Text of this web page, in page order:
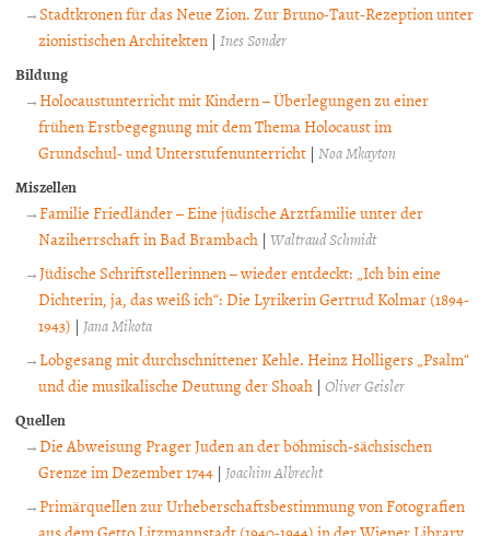
Stadtkronen für das Neue Zion. Zur Bruno-Taut-Rezeption unter
zionistischen Architekten |Ines Sonder
Bildung
Holocaustunterricht mit Kindern – Überlegungen zu einer
frühen Erstbegegnung mit dem Thema Holocaust im
Grundschul- und Unterstufenunterricht |Noa Mkayton
Miszellen
Familie Friedländer – Eine jüdische Arztfamilie unter der
Naziherrschaft in Bad Brambach |Waltraud Schmidt
Jüdische Schriftstellerinnen – wieder entdeckt: „Ich bin eine
Dichterin, ja, das weiß ich“: Die Lyrikerin Gertrud Kolmar (1894-
1943) | Jana Mikota
Lobgesang mit durchschnittener Kehle. Heinz Holligers „Psalm“
und die musikalische Deutung der Shoah |Oliver Geisler
Quellen
Die Abweisung Prager Juden an der böhmisch-sächsischen
Grenze im Dezember 1744 | Joachim Albrecht
Primärquellen zur Urheberschaftsbestimmung von Fotografien